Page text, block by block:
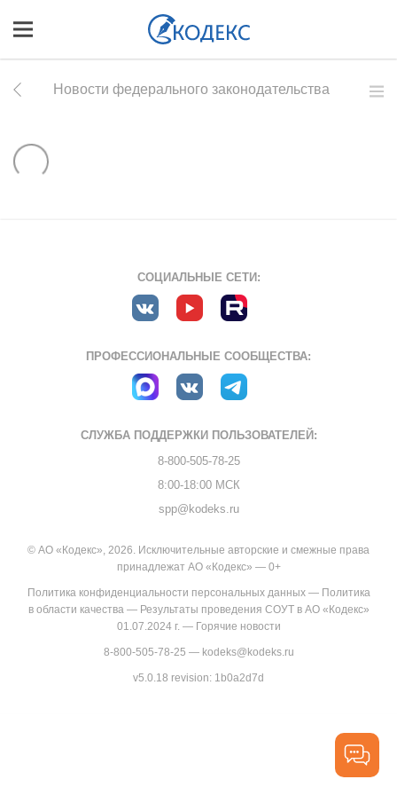
Новости федерального законодательства
СОЦИАЛЬНЫЕ СЕТИ:
ПРОФЕССИОНАЛЬНЫЕ СООБЩЕСТВА:
СЛУЖБА ПОДДЕРЖКИ ПОЛЬЗОВАТЕЛЕЙ:
8-800-505-78-25
8:00-18:00 МСК
spp@kodeks.ru
© АО «Кодекс», 2026. Исключительные авторские и смежные права
принадлежат АО «Кодекс» — 0+
Политика конфиденциальности персональных данных— Политика
в области качества— Результаты проведения СОУТ в АО «Кодекс»
01.07.2024 г.— Горячие новости
8-800-505-78-25 — kodeks@kodeks.ru
v5.0.18 revision: 1b0a2d7d